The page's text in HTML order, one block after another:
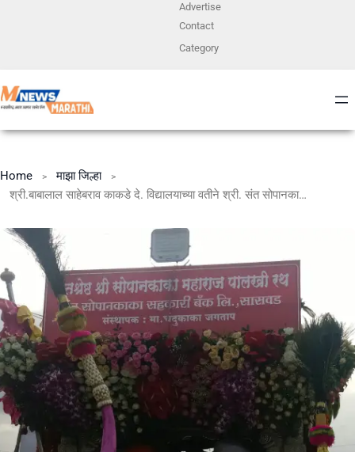
Advertise
Contact
Category
Home
माझा जिल्हा
श्री.बाबालाल साहेबराव काकडे दे. विद्यालयाच्या वतीने श्री. संत सोपानकाका पालखी सोहळ्याचे निंबुत गावामध्ये उत्साहात स्वागत…*